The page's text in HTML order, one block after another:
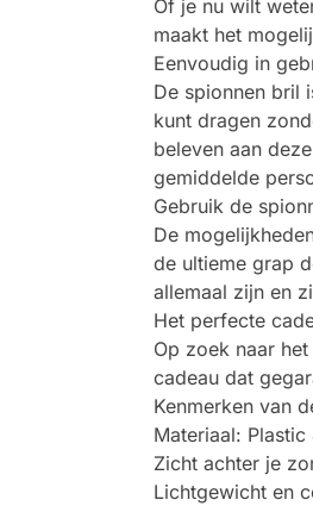
Of je nu wilt
maakt het
Eenvoudig in
De spionnen bril
kunt dragen
beleven aan
gemiddelde
Gebruik de
De
de ultieme grap
allemaal zijn en
Het perfecte
Op zoek naar
cadeau dat
Kenmerken van
Materiaal: Plastic
Zicht achter je
Lichtgewicht en